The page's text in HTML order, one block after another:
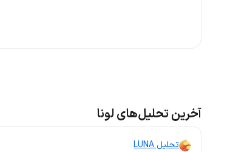
آخرین تحلیل‌های لونا
تحلیل LUNA